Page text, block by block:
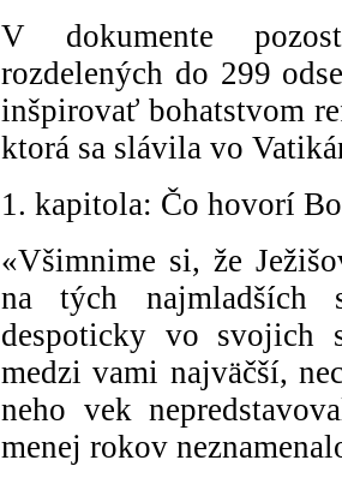
V dokumente
rozdelených do 299
inšpirovať bohatstvom
ktorá sa slávila vo
1. kapitola: Čo hovorí
«Všimnime si, že
na tých najmladších
despoticky vo svojich
medzi vami najväčší,
neho vek
menej rokov